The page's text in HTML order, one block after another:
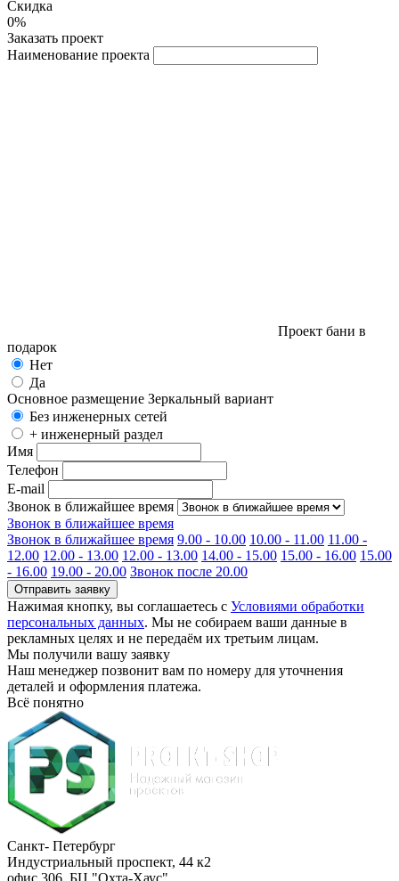
Скидка
0%
Заказать проект
Наименование проекта
Проект бани в
подарок
Нет
Да
Основное размещение Зеркальный вариант
Без инженерных сетей
+ инженерный раздел
Имя
Телефон
E-mail
Звонок в ближайшее время
Звонок в ближайшее время
Звонок в ближайшее время 9.00 - 10.00 10.00 - 11.00 11.00 -
12.00 12.00 - 13.00 12.00 - 13.00 14.00 - 15.00 15.00 - 16.00 15.00
- 16.00 19.00 - 20.00 Звонок после 20.00
Отправить заявку
Нажимая кнопку, вы соглашаетесь с Условиями обработки
персональных данных. Мы не собираем ваши данные в
рекламных целях и не передаём их третьим лицам.
Мы получили вашу заявку
Наш менеджер позвонит вам по номеру для уточнения
деталей и оформления платежа.
Всё понятно
Санкт- Петербург
Индустриальный проспект, 44 к2
офис 306, БЦ "Охта-Хаус"